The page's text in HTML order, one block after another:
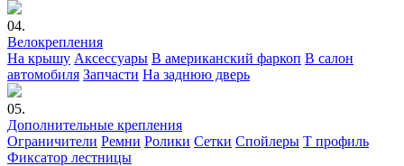
04.
Велокрепления
На крышу Аксессуары В американский фаркоп В салон
автомобиля Запчасти На заднюю дверь
05.
Дополнительные крепления
Ограничители Ремни Ролики Сетки Спойлеры Т профиль
Фиксатор лестницы